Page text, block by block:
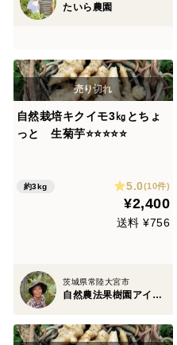
たいら農園
自然栽培キクイモ3㎏とちょ
っと 生菊芋⭐⭐️⭐️⭐️⭐️
約3kg 5.0(10件)
¥2,400
送料 ¥756
茨城県常陸大宮市
自然農法果樹園アイアイファーム